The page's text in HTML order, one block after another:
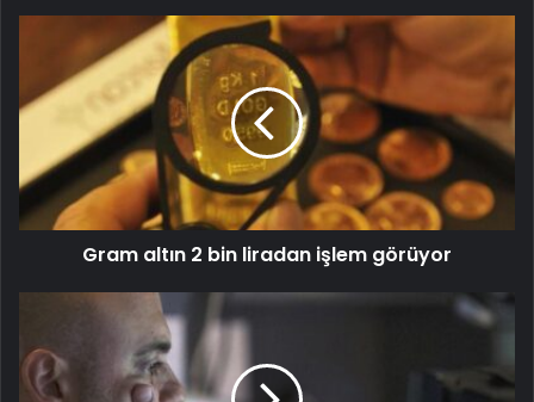
Gram altın 2 bin liradan işlem görüyor